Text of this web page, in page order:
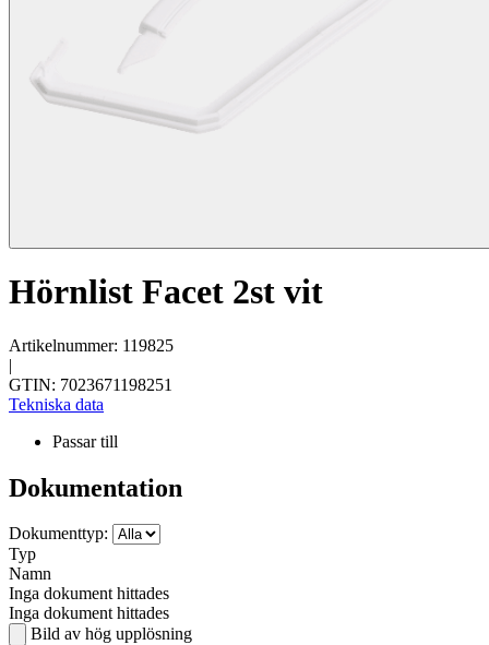
Hörnlist Facet 2st vit
Artikelnummer: 119825
|
GTIN: 7023671198251
Tekniska data
Passar till
Dokumentation
Dokumenttyp:
Typ
Namn
Inga dokument hittades
Inga dokument hittades
Bild av hög upplösning